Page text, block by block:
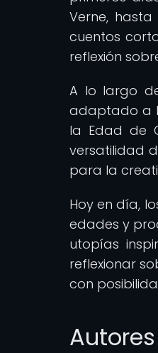
Verne,
cuentos
reflexión
A lo largo
adaptado a
la Edad de
versatilidad
para la
Hoy en día,
edades y
utopías
reflexionar
con